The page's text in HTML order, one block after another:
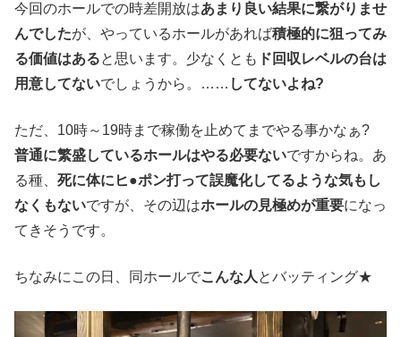
今回のホールでの時差開放はあまり良い結果に繋がりませ
んでしたが、やっているホールがあれば積極的に狙ってみ
る価値はあると思います。少なくとも ド回収レベルの台は
用意してないでしょうから。…… してないよね?
ただ、10時～19時まで稼働を止めてまでやる事かなぁ?
普通に繁盛しているホールはやる必要ないですからね。あ
る種、 死に体にヒ●ポン打って誤魔化してるような気もし
なくもないですが、その辺はホールの見極めが重要になっ
てきそうです。
ちなみにこの日、同ホールでこんな人 とバッティング★